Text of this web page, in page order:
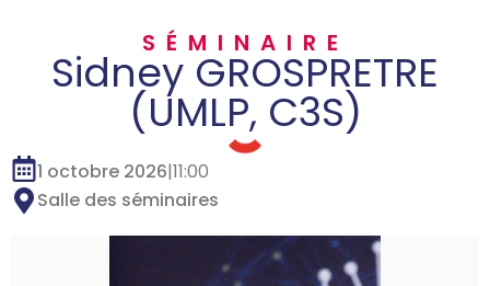
SÉMINAIRE
Sidney GROSPRETRE
(UMLP, C3S)
1 octobre 2026|11:00
Salle des séminaires